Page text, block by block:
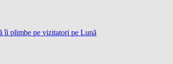
îi plimbe pe vizitatori pe Lună